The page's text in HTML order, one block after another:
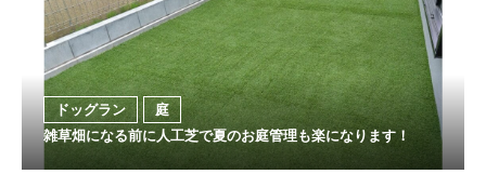
ドッグラン
庭
雑草畑になる前に人工芝で夏のお庭管理も楽になります！